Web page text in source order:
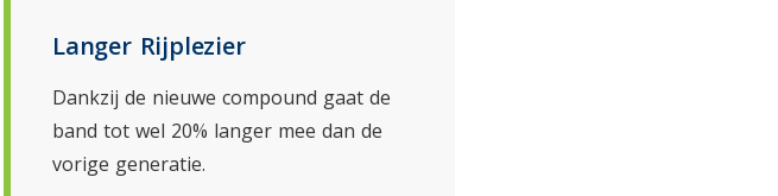
Langer Rijplezier
Dankzij de nieuwe compound gaat de
band tot wel 20% langer mee dan de
vorige generatie.